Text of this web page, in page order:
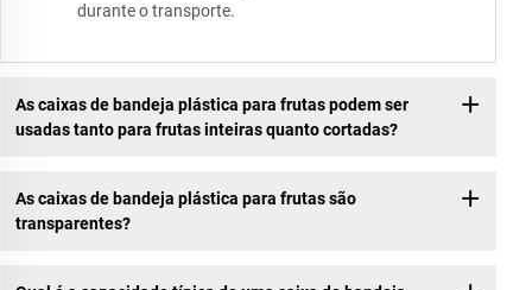
durante o transporte.
As caixas de bandeja plástica para frutas podem ser
usadas tanto para frutas inteiras quanto cortadas?
As caixas de bandeja plástica para frutas são
transparentes?